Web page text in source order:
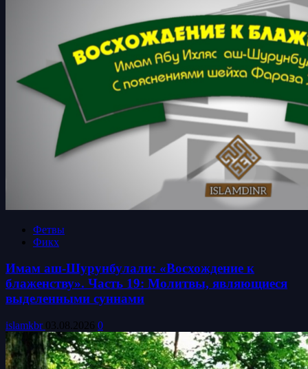
Фетвы
Фикх
Имам аш-Шурунбулали: «Восхождение к
блаженству». Часть 19: Молитвы, являющиеся
выделенными суннами
islamkbr 03.08.2026 0